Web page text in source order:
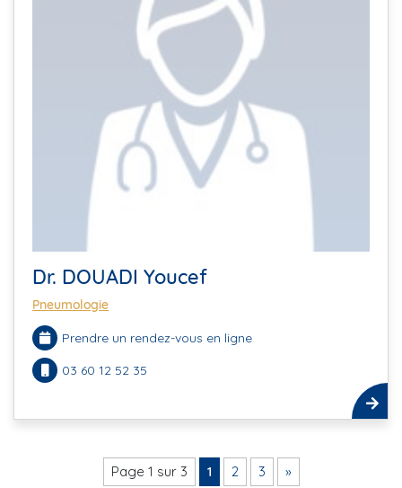
Dr. DOUADI Youcef
Pneumologie
Prendre un rendez-vous en ligne
03 60 12 52 35
Page 1 sur 3 1 2 3 »